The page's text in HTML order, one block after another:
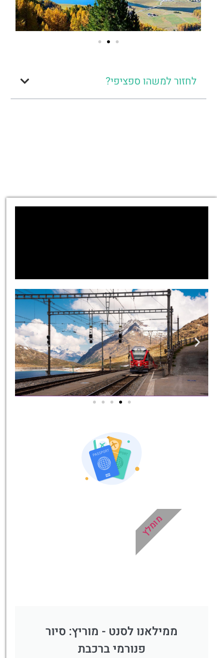
לחזור למשהו ספציפי?
שאסור לכם לפספס!
לחצו פה!
ממילאנו לסנט - מוריץ: סיור
פנורמי ברכבת
מומלץ